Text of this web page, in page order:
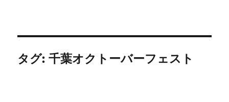
タグ:千葉オクトーバーフェスト